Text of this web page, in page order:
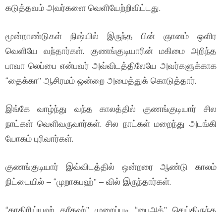
கடுத்தவம் அவர்களை வெளியேற்றிவிட்டது.
மூன்றாண்டுகள் நிஷ்யில் இருந்த பின் ஞானம் ஒளிர
வெளியே வந்தார்கள். குணங்குடியாரின் மகிமை அறிந்த
பாவா லெப்பை என்பவர் அவ்விடத்திலேயே அவர்களுக்காக
“தைக்கா” ஆசிரமம் ஒன்றை அமைத்துக் கொடுத்தார்.
இங்கே வாழ்ந்து வந்த காலத்தில் குணங்குடியார் சில
நாட்கள் வெளிவருவார்கள். சில நாட்கள் மறைந்து அடங்கி
யோகம் புரிவார்கள்.
குணங்குடியார் இவ்விடத்தில் ஒன்றரை ஆண்டு காலம்
நிட்டையில் – “முறாகபஹ்” – வில் இருந்தார்கள்.